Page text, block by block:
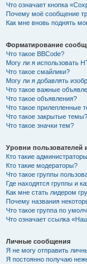
Что означает кнопка
Почему моё сообщение
Как мне вновь поднять
Форматирование
Что такое BBCode?
Могу ли я использовать
Что такое смайлики?
Могу ли я добавлять
Что такое важные
Что такое объявления?
Что такое прилепленные
Что такое закрытые темы?
Что такое значки тем?
Уровни пользователей
Кто такие
Кто такие модераторы?
Что такое группы
Где находятся группы и
Как мне стать лидером
Почему названия
Что такое группа по
Что означает ссылка
Личные сообщения
Я не могу отправить
Я постоянно получаю